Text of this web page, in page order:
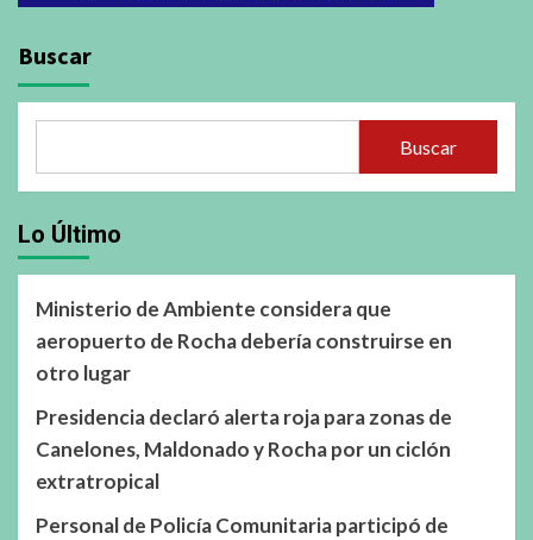
Buscar
Buscar
Lo Último
Ministerio de Ambiente considera que
aeropuerto de Rocha debería construirse en
otro lugar
Presidencia declaró alerta roja para zonas de
Canelones, Maldonado y Rocha por un ciclón
extratropical
Personal de Policía Comunitaria participó de